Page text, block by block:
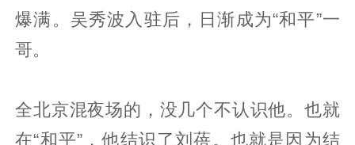
爆满。吴秀波入驻后，日渐成为“和平”一
哥。
全北京混夜场的，没几个不认识他。也就
在“和平”，他结识了刘蓓。也就是因为结